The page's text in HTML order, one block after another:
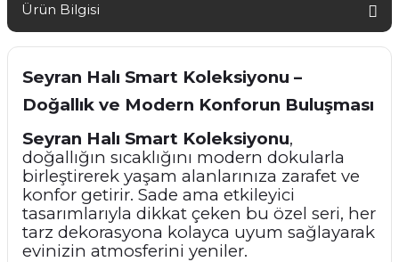
Ürün Bilgisi
Seyran Halı Smart Koleksiyonu –
Doğallık ve Modern Konforun Buluşması
Seyran Halı Smart Koleksiyonu,
doğallığın sıcaklığını modern dokularla
birleştirerek yaşam alanlarınıza zarafet ve
konfor getirir. Sade ama etkileyici
tasarımlarıyla dikkat çeken bu özel seri, her
tarz dekorasyona kolayca uyum sağlayarak
evinizin atmosferini yeniler.